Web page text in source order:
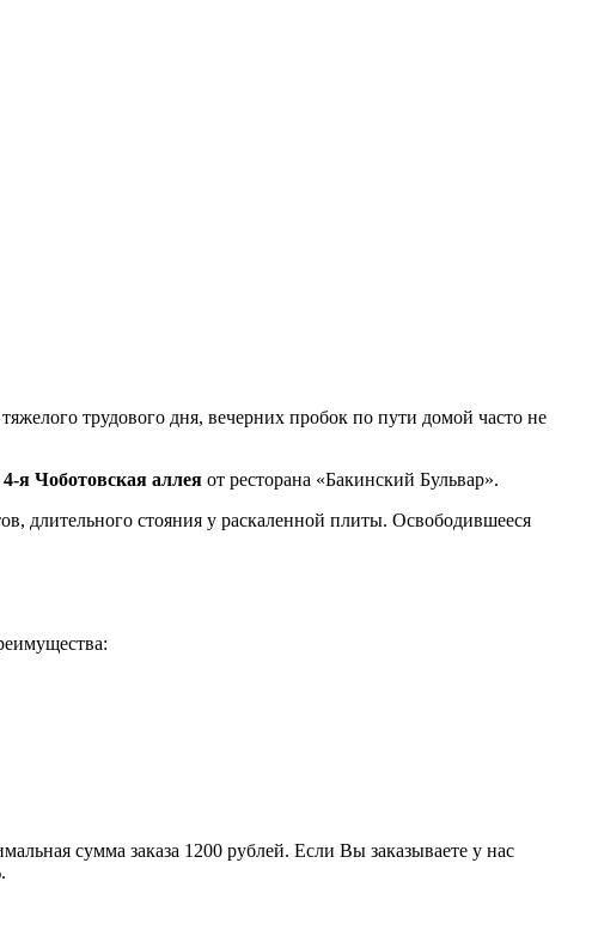
трудового дня, вечерних пробок по пути домой часто не
я Чоботовская аллея от ресторана «Бакинский Бульвар».
длительного стояния у раскаленной плиты. Освободившееся
сумма заказа 1200 рублей. Если Вы заказываете у нас